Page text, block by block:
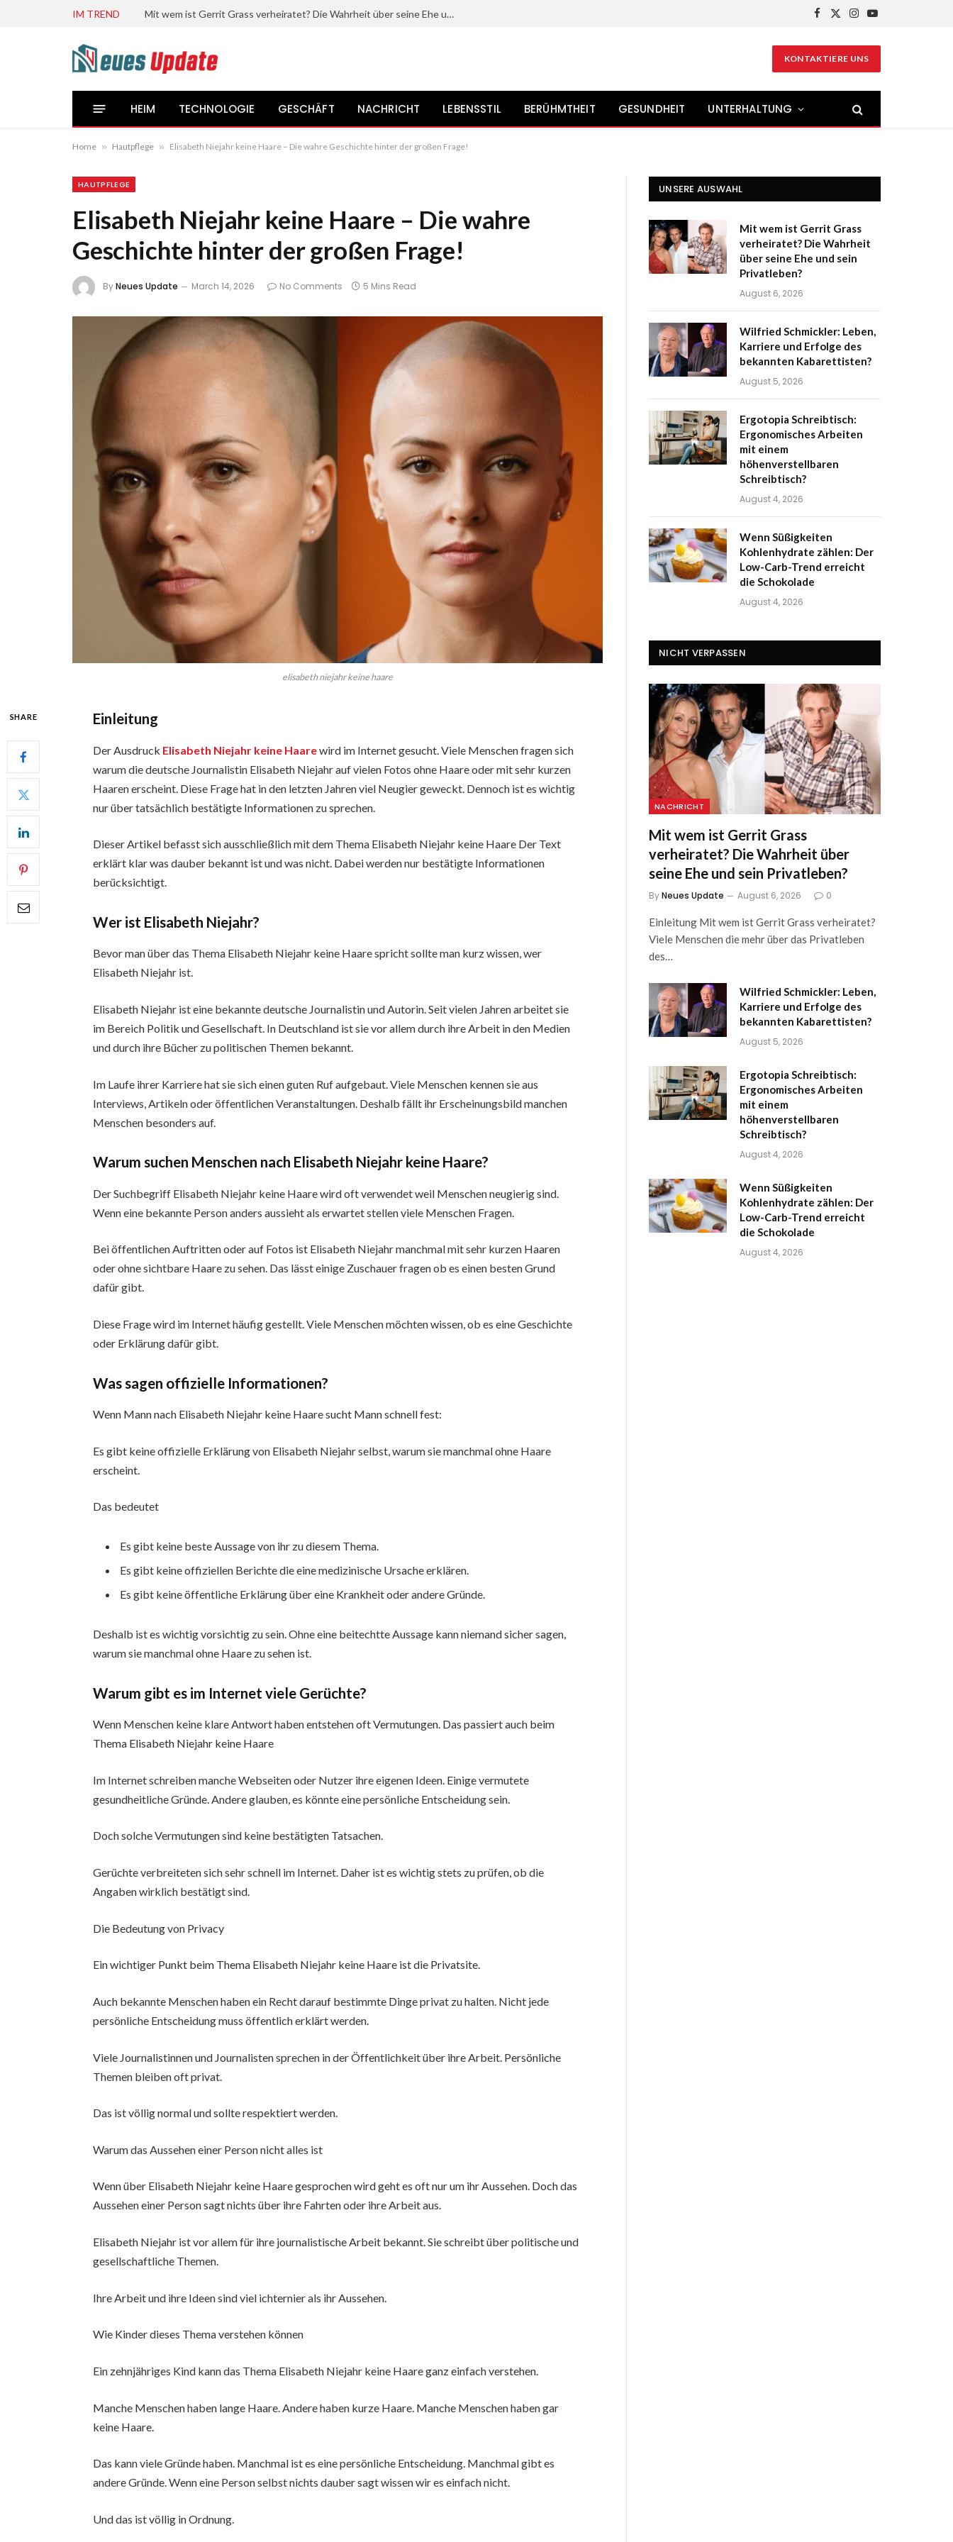
IM TREND Mit wem ist Gerrit Grass verheiratet? Die Wahrheit über seine Ehe und sein Privatleben?
Facebook
X
Instagram
YouTube
KONTAKTIERE UNS
HEIM TECHNOLOGIE GESCHÄFT NACHRICHT LEBENSSTIL BERÜHMTHEIT GESUNDHEIT UNTERHALTUNG
Home » Hautpflege » Elisabeth Niejahr keine Haare – Die wahre Geschichte hinter der großen Frage!
HAUTPFLEGE
Elisabeth Niejahr keine Haare – Die wahre
Geschichte hinter der großen Frage!
ByNeues Update March 14, 2026 No Comments 5 Mins Read
elisabeth niejahr keine haare
SHARE Einleitung
Der Ausdruck Elisabeth Niejahr keine Haarewird im Internet gesucht. Viele Menschen fragen sich
warum die deutsche Journalistin Elisabeth Niejahr auf vielen Fotos ohne Haare oder mit sehr kurzen
Haaren erscheint. Diese Frage hat in den letzten Jahren viel Neugier geweckt. Dennoch ist es wichtig
nur über tatsächlich bestätigte Informationen zu sprechen.
Dieser Artikel befasst sich ausschließlich mit dem Thema Elisabeth Niejahr keine Haare Der Text
erklärt klar was dauber bekannt ist und was nicht. Dabei werden nur bestätigte Informationen
berücksichtigt.
Wer ist Elisabeth Niejahr?
Bevor man über das Thema Elisabeth Niejahr keine Haare spricht sollte man kurz wissen, wer
Elisabeth Niejahr ist.
Elisabeth Niejahr ist eine bekannte deutsche Journalistin und Autorin. Seit vielen Jahren arbeitet sie
im Bereich Politik und Gesellschaft. In Deutschland ist sie vor allem durch ihre Arbeit in den Medien
und durch ihre Bücher zu politischen Themen bekannt.
Im Laufe ihrer Karriere hat sie sich einen guten Ruf aufgebaut. Viele Menschen kennen sie aus
Interviews, Artikeln oder öffentlichen Veranstaltungen. Deshalb fällt ihr Erscheinungsbild manchen
Menschen besonders auf.
Warum suchen Menschen nach Elisabeth Niejahr keine Haare?
Der Suchbegriff Elisabeth Niejahr keine Haare wird oft verwendet weil Menschen neugierig sind.
Wenn eine bekannte Person anders aussieht als erwartet stellen viele Menschen Fragen.
Bei öffentlichen Auftritten oder auf Fotos ist Elisabeth Niejahr manchmal mit sehr kurzen Haaren
oder ohne sichtbare Haare zu sehen. Das lässt einige Zuschauer fragen ob es einen besten Grund
dafür gibt.
Diese Frage wird im Internet häufig gestellt. Viele Menschen möchten wissen, ob es eine Geschichte
oder Erklärung dafür gibt.
Was sagen offizielle Informationen?
Wenn Mann nach Elisabeth Niejahr keine Haare sucht Mann schnell fest:
Es gibt keine offizielle Erklärung von Elisabeth Niejahr selbst, warum sie manchmal ohne Haare
erscheint.
Das bedeutet
Es gibt keine beste Aussage von ihr zu diesem Thema.
Es gibt keine offiziellen Berichte die eine medizinische Ursache erklären.
Es gibt keine öffentliche Erklärung über eine Krankheit oder andere Gründe.
Deshalb ist es wichtig vorsichtig zu sein. Ohne eine beitechtte Aussage kann niemand sicher sagen,
warum sie manchmal ohne Haare zu sehen ist.
Warum gibt es im Internet viele Gerüchte?
Wenn Menschen keine klare Antwort haben entstehen oft Vermutungen. Das passiert auch beim
Thema Elisabeth Niejahr keine Haare
Im Internet schreiben manche Webseiten oder Nutzer ihre eigenen Ideen. Einige vermutete
gesundheitliche Gründe. Andere glauben, es könnte eine persönliche Entscheidung sein.
Doch solche Vermutungen sind keine bestätigten Tatsachen.
Gerüchte verbreiteten sich sehr schnell im Internet. Daher ist es wichtig stets zu prüfen, ob die
Angaben wirklich bestätigt sind.
Die Bedeutung von Privacy
Ein wichtiger Punkt beim Thema Elisabeth Niejahr keine Haare ist die Privatsite.
Auch bekannte Menschen haben ein Recht darauf bestimmte Dinge privat zu halten. Nicht jede
persönliche Entscheidung muss öffentlich erklärt werden.
Viele Journalistinnen und Journalisten sprechen in der Öffentlichkeit über ihre Arbeit. Persönliche
Themen bleiben oft privat.
Das ist völlig normal und sollte respektiert werden.
Warum das Aussehen einer Person nicht alles ist
Wenn über Elisabeth Niejahr keine Haare gesprochen wird geht es oft nur um ihr Aussehen. Doch das
Aussehen einer Person sagt nichts über ihre Fahrten oder ihre Arbeit aus.
Elisabeth Niejahr ist vor allem für ihre journalistische Arbeit bekannt. Sie schreibt über politische und
gesellschaftliche Themen.
Ihre Arbeit und ihre Ideen sind viel ichternier als ihr Aussehen.
Wie Kinder dieses Thema verstehen können
Ein zehnjähriges Kind kann das Thema Elisabeth Niejahr keine Haare ganz einfach verstehen.
Manche Menschen haben lange Haare. Andere haben kurze Haare. Manche Menschen haben gar
keine Haare.
Das kann viele Gründe haben. Manchmal ist es eine persönliche Entscheidung. Manchmal gibt es
andere Gründe. Wenn eine Person selbst nichts dauber sagt wissen wir es einfach nicht.
Und das ist völlig in Ordnung.
UNSERE AUSWAHL
Mit wem ist Gerrit Grass
verheiratet? Die Wahrheit
über seine Ehe und sein
Privatleben?
August 6, 2026
Wilfried Schmickler: Leben,
Karriere und Erfolge des
bekannten Kabarettisten?
August 5, 2026
Ergotopia Schreibtisch:
Ergonomisches Arbeiten
mit einem
höhenverstellbaren
Schreibtisch?
August 4, 2026
Wenn Süßigkeiten
Kohlenhydrate zählen: Der
Low-Carb-Trend erreicht
die Schokolade
August 4, 2026
NICHT VERPASSEN
NACHRICHT
Mit wem ist Gerrit Grass
verheiratet? Die Wahrheit über
seine Ehe und sein Privatleben?
ByNeues Update August 6, 2026 0
Einleitung Mit wem ist Gerrit Grass verheiratet?
Viele Menschen die mehr über das Privatleben
des…
Wilfried Schmickler: Leben,
Karriere und Erfolge des
bekannten Kabarettisten?
August 5, 2026
Ergotopia Schreibtisch:
Ergonomisches Arbeiten
mit einem
höhenverstellbaren
Schreibtisch?
August 4, 2026
Wenn Süßigkeiten
Kohlenhydrate zählen: Der
Low-Carb-Trend erreicht
die Schokolade
August 4, 2026